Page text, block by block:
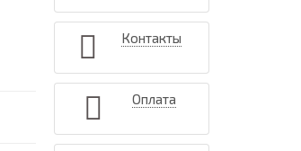
Контакты
Оплата